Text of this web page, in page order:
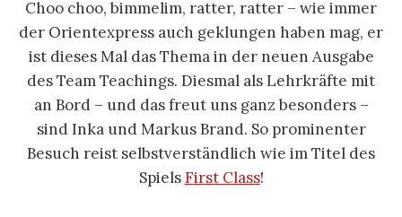
Choo choo, bimmelim, ratter, ratter – wie immer
der Orientexpress auch geklungen haben mag, er
ist dieses Mal das Thema in der neuen Ausgabe
des Team Teachings. Diesmal als Lehrkräfte mit
an Bord – und das freut uns ganz besonders –
sind Inka und Markus Brand. So prominenter
Besuch reist selbstverständlich wie im Titel des
SpielsFirst Class!